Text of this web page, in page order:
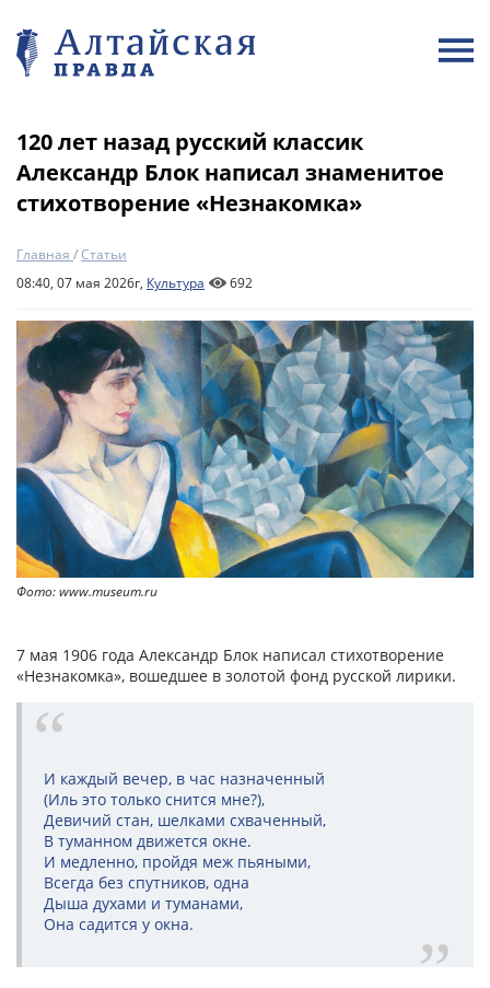
120 лет назад русский классик
Александр Блок написал знаменитое
стихотворение «Незнакомка»
Главная /Статьи
08:40, 07 мая 2026г, Культура 692
Фото: www.museum.ru
7 мая 1906 года Александр Блок написал стихотворение
«Незнакомка», вошедшее в золотой фонд русской лирики.
И каждый вечер, в час назначенный
(Иль это только снится мне?),
Девичий стан, шелками схваченный,
В туманном движется окне.
И медленно, пройдя меж пьяными,
Всегда без спутников, одна
Дыша духами и туманами,
Она садится у окна.